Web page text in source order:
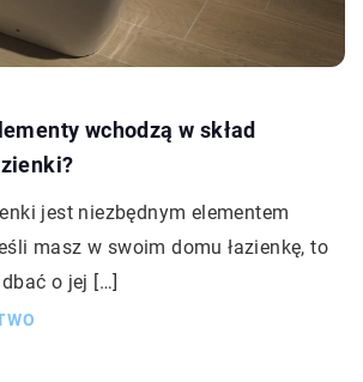
wchodzą w skład
jest niezbędnym elementem
masz w swoim domu łazienkę, to
o jej […]